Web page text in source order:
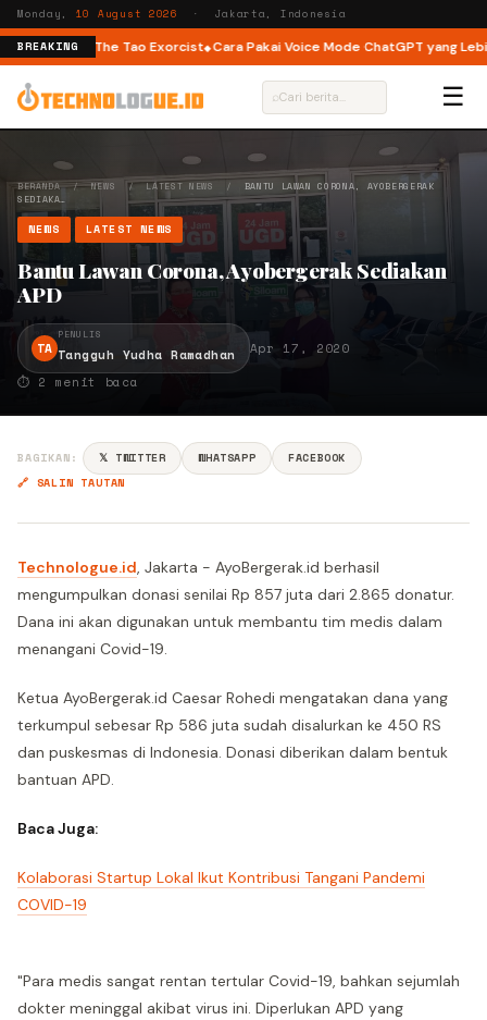
Monday, 10 August 2026 · Jakarta, Indonesia
BREAKING
hingga The Tao Exorcist Cara Pakai Voice Mode ChatGPT yang Lebih
⌕ ☰
BERANDA/NEWS /LATEST NEWS / BANTU LAWAN CORONA, AYOBERGERAK
SEDIAKA…
NEWS LATEST NEWS
Bantu Lawan Corona, Ayobergerak Sediakan
APD
TA
PENULIS
Tangguh Yudha Ramadhan
Apr 17, 2020
⏱ 2 menit baca
BAGIKAN: 𝕏 TWITTER WHATSAPP
FACEBOOK
🔗 SALIN TAUTAN
Technologue.id, Jakarta - AyoBergerak.id berhasil
mengumpulkan donasi senilai Rp 857 juta dari 2.865 donatur.
Dana ini akan digunakan untuk membantu tim medis dalam
menangani Covid-19.
Ketua AyoBergerak.id Caesar Rohedi mengatakan dana yang
terkumpul sebesar Rp 586 juta sudah disalurkan ke 450 RS
dan puskesmas di Indonesia. Donasi diberikan dalam bentuk
bantuan APD.
Baca Juga:
Kolaborasi Startup Lokal Ikut Kontribusi Tangani Pandemi
COVID-19
"Para medis sangat rentan tertular Covid-19, bahkan sejumlah
dokter meninggal akibat virus ini. Diperlukan APD yang